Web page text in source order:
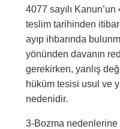
4077 sayılı
teslim tarihinden
ayıp ihbarında
yönünden davanın
gerekirken, yanlış
hüküm tesisi usul ve
nedenidir.
3-Bozma nedenlerine